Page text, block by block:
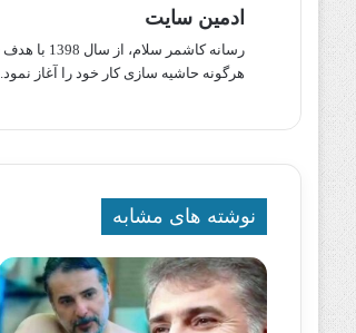
ادمین سایت
رسانه
هرگونه حاشیه سازی کار خود را آغاز نمود.
نوشته های مشابه